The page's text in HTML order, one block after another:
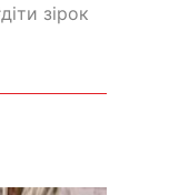
діти зірок